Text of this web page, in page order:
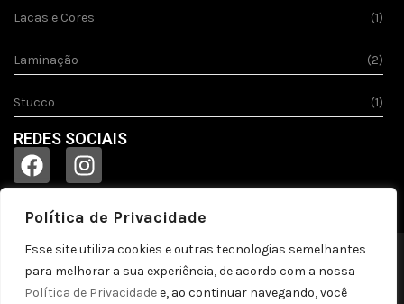
Política de Privacidade
Esse site utiliza cookies e outras tecnologias semelhantes
para melhorar a sua experiência, de acordo com a nossa
Política de Privacidadee, ao continuar navegando, você
Lacas e Cores (1)
Laminação (2)
Stucco (1)
REDES SOCIAIS
© 2023
Todos os direitos reservados!
Política de privacidade